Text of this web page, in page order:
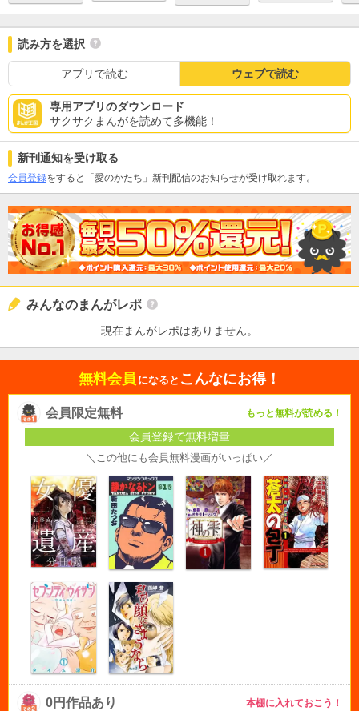
読み方を選択
アプリで読む ウェブで読む
専用アプリのダウンロード
サクサクまんがを読めて多機能！
新刊通知を受け取る
会員登録をすると「愛のかたち」新刊配信のお知らせが受け取れます。
みんなのまんがレポ
現在まんがレポはありません。
無料会員 になると こんなにお得！
会員限定無料 もっと無料が読める！
会員登録で無料増量
＼この他にも会員無料漫画がいっぱい／
0円作品あり 本棚に入れておこう！